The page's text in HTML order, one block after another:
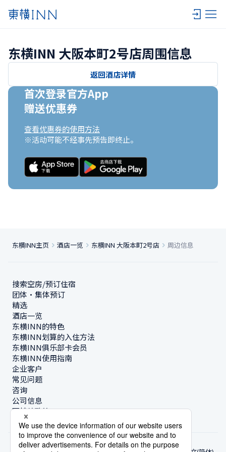
东横INN 大阪本町2号店周围信息
返回酒店详情
首次登录官方App
赠送优惠券
查看优惠券的使用方法
※活动可能不经事先预告即终止。
东横INN主页 酒店一览 东横INN 大阪本町2号店 周边信息
搜索空房/预订住宿
团体・集体预订
精选
酒店一览
东横INN的特色
东横INN划算的入住方法
东横INN俱乐部卡会员
东横INN使用指南
企业客户
常见问题
咨询
公司信息
可持续政策